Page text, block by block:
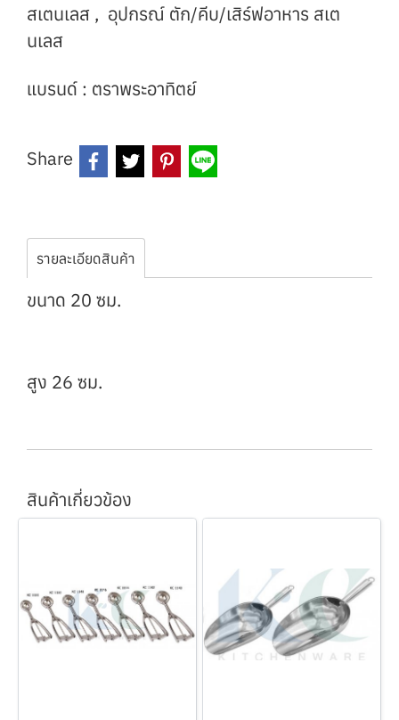
สเตนเลส , อุปกรณ์ ตัก/คีบ/เสิร์ฟอาหาร สเต
นเลส
แบรนด์ : ตราพระอาทิตย์
Share
รายละเอียดสินค้า
ขนาด 20 ซม.
สูง 26 ซม.
สินค้าเกี่ยวข้อง